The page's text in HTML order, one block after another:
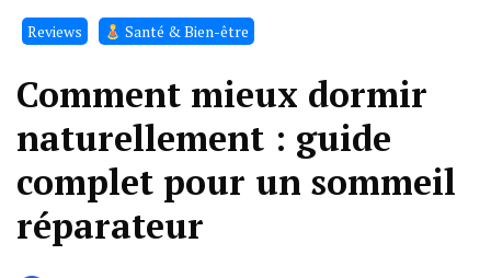
Reviews Santé & Bien-être
Comment mieux dormir
naturellement : guide
complet pour un sommeil
réparateur